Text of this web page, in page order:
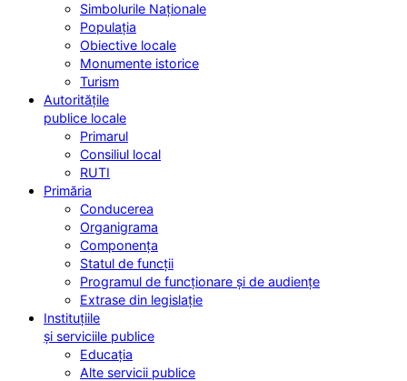
Simbolurile Naționale
Populația
Obiective locale
Monumente istorice
Turism
Autoritățile
publice locale
Primarul
Consiliul local
RUTI
Primăria
Conducerea
Organigrama
Componența
Statul de funcții
Programul de funcționare și de audiențe
Extrase din legislație
Instituțiile
și serviciile publice
Educația
Alte servicii publice